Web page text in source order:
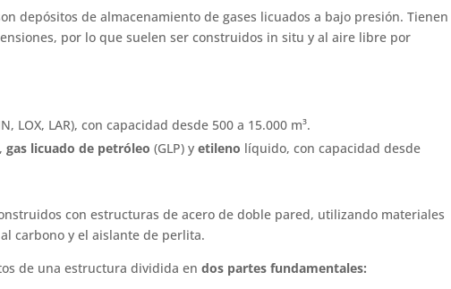
depósitos de almacenamiento de gases licuados a bajo presión. Tienen
por lo que suelen ser construidos in situ y al aire libre por
LOX, LAR), con capacidad desde 500 a 15.000 m³.
,gas licuado de petróleo (GLP) yetileno líquido, con capacidad desde
con estructuras de acero de doble pared, utilizando materiales
carbono y el aislante de perlita.
de una estructura dividida endos partes fundamentales: